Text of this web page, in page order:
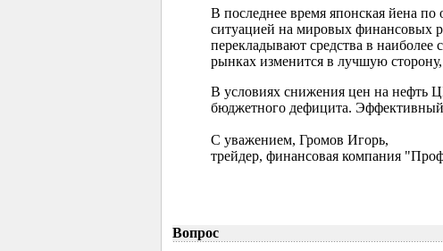
В последнее время японская йена
ситуацией на мировых финансовых
перекладывают средства в
рынках изменится в лучшую сторону,
В условиях снижения цен на нефть
бюджетного дефицита. Эффективный
С уважением, Громов Игорь,
трейдер, финансовая компания
Вопрос